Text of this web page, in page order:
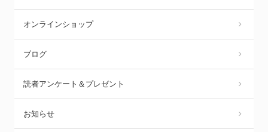
オンラインショップ
ブログ
読者アンケート＆プレゼント
お知らせ